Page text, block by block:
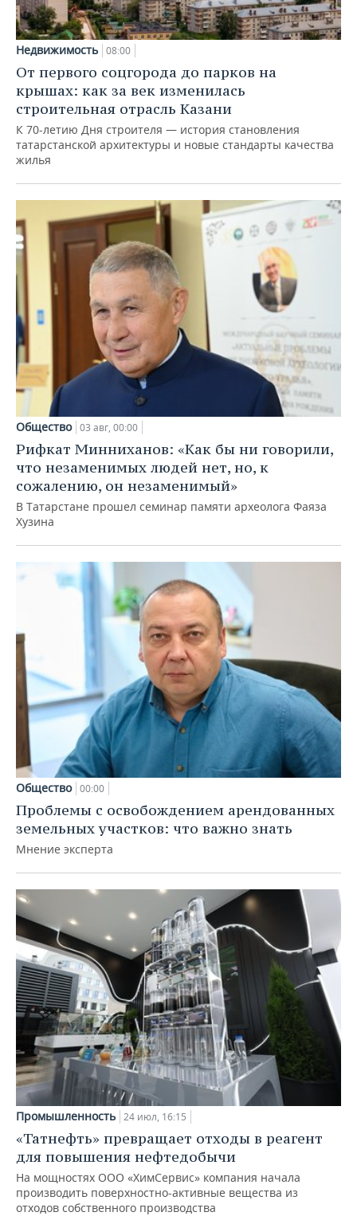
Недвижимость 08:00
От первого соцгорода до парков на
крышах: как за век изменилась
строительная отрасль Казани
К 70-летию Дня строителя — история становления
татарстанской архитектуры и новые стандарты качества
жилья
Общество 03 авг, 00:00
Рифкат Минниханов: «Как бы ни говорили,
что незаменимых людей нет, но, к
сожалению, он незаменимый»
В Татарстане прошел семинар памяти археолога Фаяза
Хузина
Общество 00:00
Проблемы с освобождением арендованных
земельных участков: что важно знать
Мнение эксперта
Промышленность 24 июл, 16:15
«Татнефть» превращает отходы в реагент
для повышения нефтедобычи
На мощностях ООО «ХимСервис» компания начала
производить поверхностно-активные вещества из
отходов собственного производства